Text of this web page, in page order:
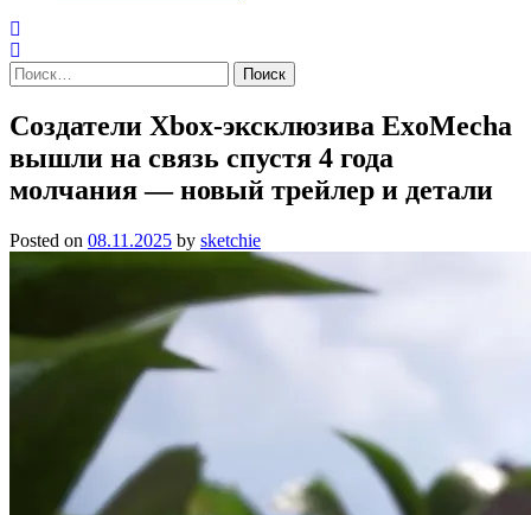
Найти:
Создатели Xbox-эксклюзива ExoMecha
вышли на связь спустя 4 года
молчания — новый трейлер и детали
Posted on 08.11.2025 by sketchie